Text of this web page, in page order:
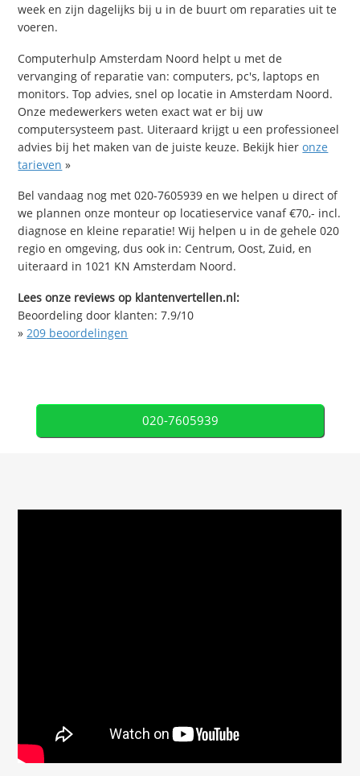
week en zijn dagelijks bij u in de buurt om reparaties uit te
voeren.
Computerhulp Amsterdam Noord helpt u met de
vervanging of reparatie van: computers, pc's, laptops en
monitors. Top advies, snel op locatie in Amsterdam Noord.
Onze medewerkers weten exact wat er bij uw
computersysteem past. Uiteraard krijgt u een professioneel
advies bij het maken van de juiste keuze. Bekijk hieronze
tarieven »
Bel vandaag nog met 020-7605939 en we helpen u direct of
we plannen onze monteur op locatieservice vanaf €70,- incl.
diagnose en kleine reparatie! Wij helpen u in de gehele 020
regio en omgeving, dus ook in: Centrum, Oost, Zuid, en
uiteraard in 1021 KN Amsterdam Noord.
Lees onze reviews op klantenvertellen.nl:
Beoordeling door klanten:7.9/10
»209 beoordelingen
020-7605939